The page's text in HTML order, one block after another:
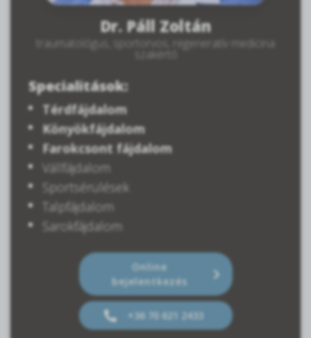
Dr. Páll Zoltán
traumatológus, sportorvos, regeneratív medicina
szakértő
Specialitások:
Térdfájdalom
Könyökfájdalom
Farokcsont fájdalom
Vállfájdalom
Sportsérülések
Talpfájdalom
Sarokfájdalom
Online
bejelentkezés
+36 70 621 2433